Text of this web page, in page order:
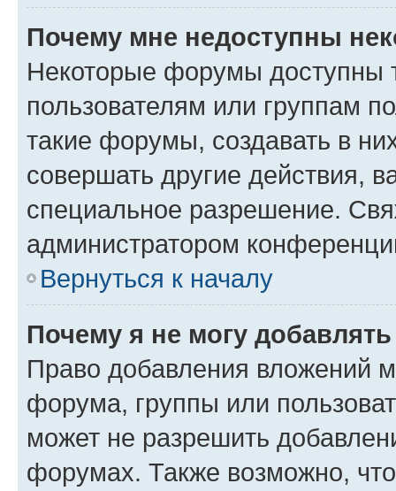
Почему мне недоступны
Некоторые форумы доступны
пользователям или группам
такие форумы, создавать в
совершать другие действия,
специальное разрешение.
администратором
Вернуться к началу
Почему я не могу
Право добавления вложений
форума, группы или
может не разрешить
форумах. Также возможно,